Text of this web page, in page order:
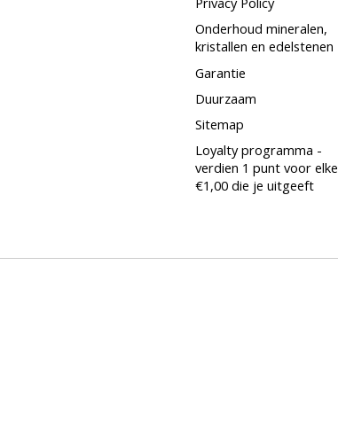
Onderhoud mineralen,
kristallen en edelstenen
Garantie
Duurzaam
Sitemap
Loyalty programma -
verdien 1 punt voor elke
€1,00 die je uitgeeft